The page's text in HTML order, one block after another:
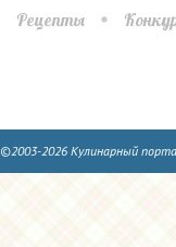
Рецепты
©2003-2026 Кулинарный